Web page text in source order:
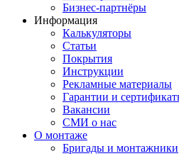
Бизнес-партнёры
Информация
Калькуляторы
Статьи
Покрытия
Инструкции
Рекламные материалы
Гарантии и
Вакансии
СМИ о нас
О монтаже
Бригады и монтажники